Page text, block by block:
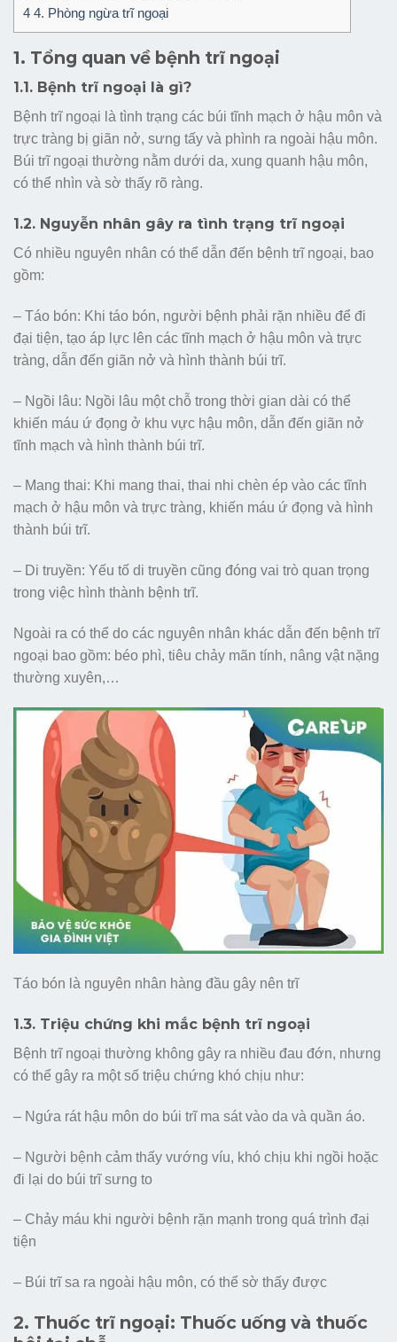
4 4. Phòng ngừa trĩ ngoại
1. Tổng quan về bệnh trĩ ngoại
1.1. Bệnh trĩ ngoại là gì?
Bệnh trĩ ngoại là tình trạng các búi tĩnh mạch ở hậu môn và
trực tràng bị giãn nở, sưng tấy và phình ra ngoài hậu môn.
Búi trĩ ngoại thường nằm dưới da, xung quanh hậu môn,
có thể nhìn và sờ thấy rõ ràng.
1.2. Nguyễn nhân gây ra tình trạng trĩ ngoại
Có nhiều nguyên nhân có thể dẫn đến bệnh trĩ ngoại, bao
gồm:
– Táo bón: Khi táo bón, người bệnh phải rặn nhiều để đi
đại tiện, tạo áp lực lên các tĩnh mạch ở hậu môn và trực
tràng, dẫn đến giãn nở và hình thành búi trĩ.
– Ngồi lâu: Ngồi lâu một chỗ trong thời gian dài có thể
khiến máu ứ đọng ở khu vực hậu môn, dẫn đến giãn nở
tĩnh mạch và hình thành búi trĩ.
– Mang thai: Khi mang thai, thai nhi chèn ép vào các tĩnh
mạch ở hậu môn và trực tràng, khiến máu ứ đọng và hình
thành búi trĩ.
– Di truyền: Yếu tố di truyền cũng đóng vai trò quan trọng
trong việc hình thành bệnh trĩ.
Ngoài ra có thể do các nguyên nhân khác dẫn đến bệnh trĩ
ngoại bao gồm: béo phì, tiêu chảy mãn tính, nâng vật nặng
thường xuyên,…
Táo bón là nguyên nhân hàng đầu gây nên trĩ
1.3. Triệu chứng khi mắc bệnh trĩ ngoại
Bệnh trĩ ngoại thường không gây ra nhiều đau đớn, nhưng
có thể gây ra một số triệu chứng khó chịu như:
– Ngứa rát hậu môn do búi trĩ ma sát vào da và quần áo.
– Người bệnh cảm thấy vướng víu, khó chịu khi ngồi hoặc
đi lại do búi trĩ sưng to
– Chảy máu khi người bệnh rặn mạnh trong quá trình đại
tiện
– Búi trĩ sa ra ngoài hậu môn, có thể sờ thấy được
2. Thuốc trĩ ngoại: Thuốc uống và thuốc